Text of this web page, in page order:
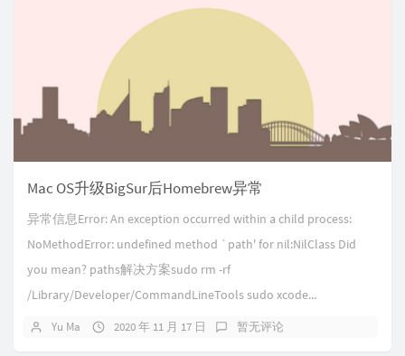
Mac OS升级BigSur后Homebrew异常
异常信息Error: An exception occurred within a child process:
NoMethodError: undefined method `path' for nil:NilClass Did
you mean? paths解决方案sudo rm -rf
/Library/Developer/CommandLineTools sudo xcode...
Yu Ma 2020 年 11 月 17 日 暂无评论